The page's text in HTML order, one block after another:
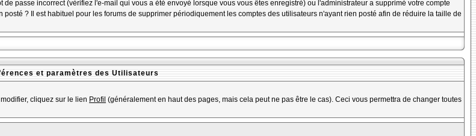
passe incorrect (vérifiez l'e-mail qui vous a été envoyé lorsque vous vous êtes enregistré) ou l'administrateur a supprimé votre compte
? Il est habituel pour les forums de supprimer périodiquement les comptes des utilisateurs n'ayant rien posté afin de réduire la taille de
et paramètres des Utilisateurs
cliquez sur le lien Profil (généralement en haut des pages, mais cela peut ne pas être le cas). Ceci vous permettra de changer toutes